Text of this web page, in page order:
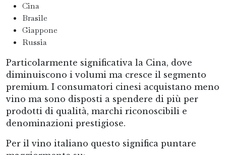
Cina
Brasile
Giappone
Russia
Particolarmente significativa la Cina, dove
diminuiscono i volumi ma cresce il segmento
premium. I consumatori cinesi acquistano meno
vino ma sono disposti a spendere di più per
prodotti di qualità, marchi riconoscibili e
denominazioni prestigiose.
Per il vino italiano questo significa puntare